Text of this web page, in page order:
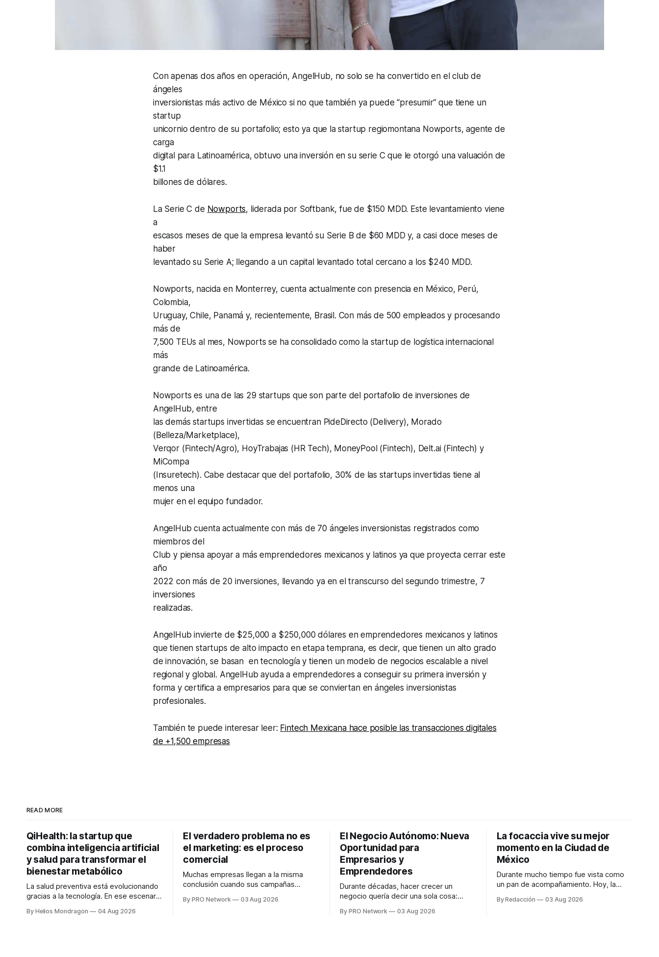
Con apenas dos años en operación, AngelHub, no solo se ha convertido en el club de
ángeles
inversionistas más activo de México si no que también ya puede “presumir” que tiene un
startup
unicornio dentro de su portafolio; esto ya que la startup regiomontana Nowports, agente de
carga
digital para Latinoamérica, obtuvo una inversión en su serie C que le otorgó una valuación de
$1.1
billones de dólares.
La Serie C de Nowports, liderada por Softbank, fue de $150 MDD. Este levantamiento viene
a
escasos meses de que la empresa levantó su Serie B de $60 MDD y, a casi doce meses de
haber
levantado su Serie A; llegando a un capital levantado total cercano a los $240 MDD.
Nowports, nacida en Monterrey, cuenta actualmente con presencia en México, Perú,
Colombia,
Uruguay, Chile, Panamá y, recientemente, Brasil. Con más de 500 empleados y procesando
más de
7,500 TEUs al mes, Nowports se ha consolidado como la startup de logística internacional
más
grande de Latinoamérica.
Nowports es una de las 29 startups que son parte del portafolio de inversiones de
AngelHub, entre
las demás startups invertidas se encuentran PideDirecto (Delivery), Morado
(Belleza/Marketplace),
Verqor (Fintech/Agro), HoyTrabajas (HR Tech), MoneyPool (Fintech), Delt.ai (Fintech) y
MiCompa
(Insuretech). Cabe destacar que del portafolio, 30% de las startups invertidas tiene al
menos una
mujer en el equipo fundador.
AngelHub cuenta actualmente con más de 70 ángeles inversionistas registrados como
miembros del
Club y piensa apoyar a más emprendedores mexicanos y latinos ya que proyecta cerrar este
año
2022 con más de 20 inversiones, llevando ya en el transcurso del segundo trimestre, 7
inversiones
realizadas.
AngelHub invierte de $25,000 a $250,000 dólares en emprendedores mexicanos y latinos
que tienen startups de alto impacto en etapa temprana, es decir, que tienen un alto grado
de innovación, se basan en tecnología y tienen un modelo de negocios escalable a nivel
regional y global. AngelHub ayuda a emprendedores a conseguir su primera inversión y
forma y certifica a empresarios para que se conviertan en ángeles inversionistas
profesionales.
También te puede interesar leer: Fintech Mexicana hace posible las transacciones digitales
de +1,500 empresas
READ MORE
QiHealth: la startup que
combina inteligencia artificial
y salud para transformar el
bienestar metabólico
La salud preventiva está evolucionando
gracias a la tecnología. En ese escenario
desarrolla un ecosistema digital capaz
By Helios Mondragon 04 Aug 2026
El verdadero problema no es
el marketing: es el proceso
comercial
Muchas empresas llegan a la misma
conclusión cuando sus campañas
marketing no funciona". Sin embargo,
By PRO Network 03 Aug 2026
El Negocio Autónomo: Nueva
Oportunidad para
Empresarios y
Emprendedores
Durante décadas, hacer crecer un
negocio quería decir una sola cosa:
anuncios, un especialista en marketing
By PRO Network 03 Aug 2026
La focaccia vive su mejor
momento en la Ciudad de
México
Durante mucho tiempo fue vista como
un pan de acompañamiento. Hoy, la
platillos favoritos de quienes buscan
By Redacción 03 Aug 2026